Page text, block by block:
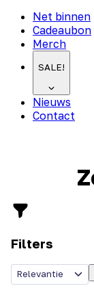
Net binnen
Cadeaubon
Merch
SALE!
Nieuws
Contact
Filters
Relevantie